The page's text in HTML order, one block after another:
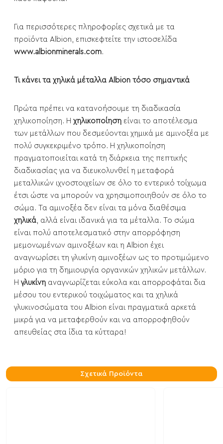
Για περισσότερες πληροφορίες σχετικά με τα
προϊόντα Albion, επισκεφτείτε την ιστοσελίδα
www.albionminerals.com.
Τι κάνει τα χηλικά μέταλλα Albion τόσο σημαντικά
Πρώτα πρέπει να κατανοήσουμε τη διαδικασία
χηλικοποίηση. Η χηλικοποίηση είναι το αποτέλεσμα
των μετάλλων που δεσμεύονται χημικά με αμινοξέα με
πολύ συγκεκριμένο τρόπο. Η χηλικοποίηση
πραγματοποιείται κατά τη διάρκεια της πεπτικής
διαδικασίας για να διευκολυνθεί η μεταφορά
μεταλλικών ιχνοστοιχείων σε όλο το εντερικό τοίχωμα
έτσι ώστε να μπορούν να χρησιμοποιηθούν σε όλο το
σώμα. Τα αμινοξέα δεν είναι τα μόνα διαθέσιμα
χηλικά, αλλά είναι ιδανικά για τα μέταλλα. Το σώμα
είναι πολύ αποτελεσματικό στην απορρόφηση
μεμονωμένων αμινοξέων και η Albion έχει
αναγνωρίσει τη γλυκίνη αμινοξέων ως το προτιμώμενο
μόριο για τη δημιουργία οργανικών χηλικών μετάλλων.
Η γλυκίνη αναγνωρίζεται εύκολα και απορροφάται δια
μέσου του εντερικού τοιχώματος και τα χηλικά
γλυκινοσώματα του Albion είναι πραγματικά αρκετά
μικρά για να μεταφερθούν και να απορροφηθούν
απευθείας στα ίδια τα κύτταρα!
Σχετικά Προϊόντα